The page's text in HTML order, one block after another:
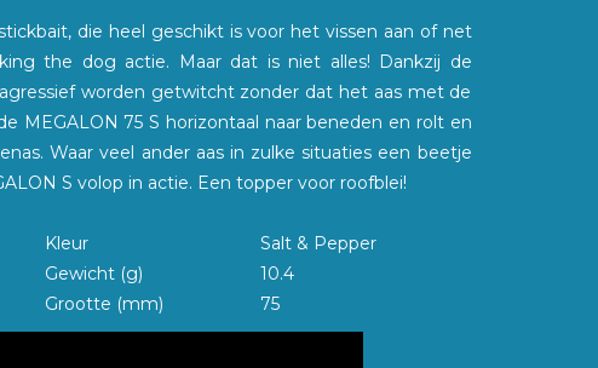
die heel geschikt is voor het vissen aan of net
the dog actie. Maar dat is niet alles! Dankzij de
worden getwitcht zonder dat het aas met de
MEGALON 75 S horizontaal naar beneden en rolt en
Waar veel ander aas in zulke situaties een beetje
S volop in actie. Een topper voor roofblei!
Kleur
Salt & Pepper
Gewicht (g)
10.4
Grootte (mm) 75